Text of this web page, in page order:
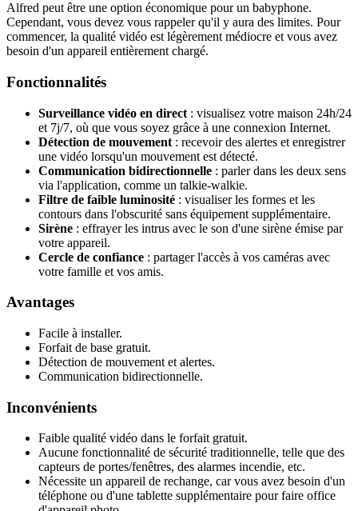
Alfred peut être une option économique pour un babyphone.
Cependant, vous devez vous rappeler qu'il y aura des limites. Pour
commencer, la qualité vidéo est légèrement médiocre et vous avez
besoin d'un appareil entièrement chargé.
Fonctionnalités
Surveillance vidéo en direct : visualisez votre maison 24h/24
et 7j/7, où que vous soyez grâce à une connexion Internet.
Détection de mouvement : recevoir des alertes et enregistrer
une vidéo lorsqu'un mouvement est détecté.
Communication bidirectionnelle : parler dans les deux sens
via l'application, comme un talkie-walkie.
Filtre de faible luminosité : visualiser les formes et les
contours dans l'obscurité sans équipement supplémentaire.
Sirène : effrayer les intrus avec le son d'une sirène émise par
votre appareil.
Cercle de confiance : partager l'accès à vos caméras avec
votre famille et vos amis.
Avantages
Facile à installer.
Forfait de base gratuit.
Détection de mouvement et alertes.
Communication bidirectionnelle.
Inconvénients
Faible qualité vidéo dans le forfait gratuit.
Aucune fonctionnalité de sécurité traditionnelle, telle que des
capteurs de portes/fenêtres, des alarmes incendie, etc.
Nécessite un appareil de rechange, car vous avez besoin d'un
téléphone ou d'une tablette supplémentaire pour faire office